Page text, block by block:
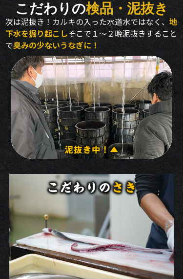
こだわりの検品・泥抜き
次は泥抜き！カルキの入った水道水ではなく、地
下水を掘り起こしそこで１～２晩泥抜きすること
で臭みの少ないうなぎに！